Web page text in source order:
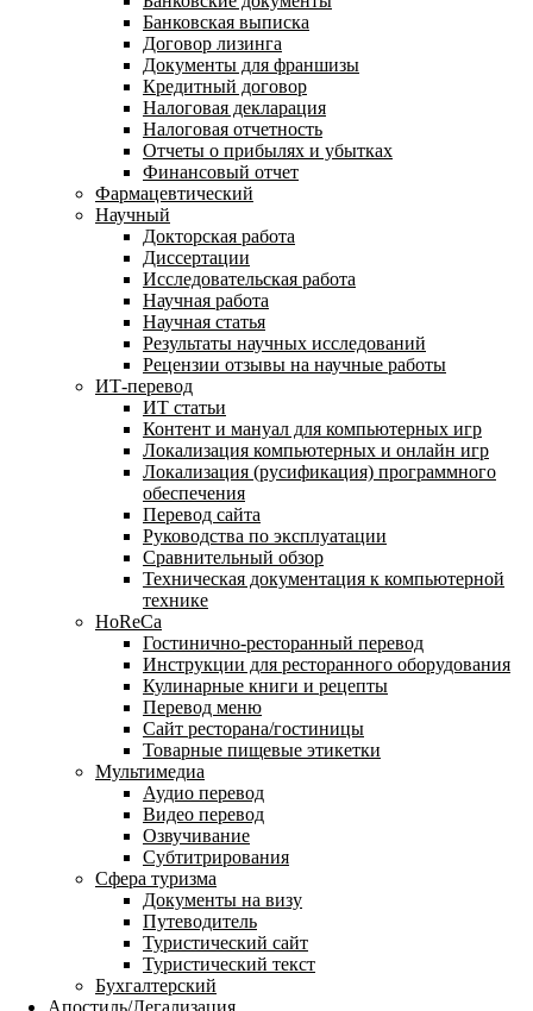
Банковская выписка
Договор лизинга
Документы для франшизы
Кредитный договор
Налоговая декларация
Налоговая отчетность
Отчеты о прибылях и убытках
Финансовый отчет
Фармацевтический
Научный
Докторская работа
Диссертации
Исследовательская работа
Научная работа
Научная статья
Результаты научных исследований
Рецензии отзывы на научные работы
ИТ-перевод
ИТ статьи
Контент и мануал для компьютерных игр
Локализация компьютерных и онлайн игр
Локализация (русификация) программного
обеспечения
Перевод сайта
Руководства по эксплуатации
Сравнительный обзор
Техническая документация к компьютерной
технике
HoReCa
Гостинично-ресторанный перевод
Инструкции для ресторанного оборудования
Кулинарные книги и рецепты
Перевод меню
Сайт ресторана/гостиницы
Товарные пищевые этикетки
Мультимедиа
Аудио перевод
Видео перевод
Озвучивание
Субтитрирования
Сфера туризма
Документы на визу
Путеводитель
Туристический сайт
Туристический текст
Бухгалтерский
Апостиль/Легализация